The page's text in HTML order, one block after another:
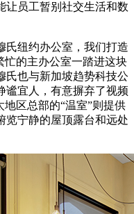
让员工暂别社交生活和数
氏纽约办公室，我们打造
忙的主办公室一踏进这块
氏也与新加坡趋势科技公
谧宜人，有意摒弃了视频
地区总部的“温室”则提供
览宁静的屋顶露台和远处